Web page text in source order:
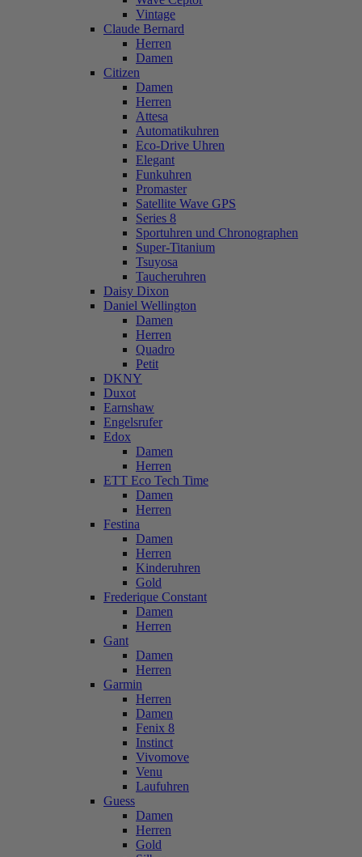
Vintage
Claude Bernard
Herren
Damen
Citizen
Damen
Herren
Attesa
Automatikuhren
Eco-Drive Uhren
Elegant
Funkuhren
Promaster
Satellite Wave GPS
Series 8
Sportuhren und Chronographen
Super-Titanium
Tsuyosa
Taucheruhren
Daisy Dixon
Daniel Wellington
Damen
Herren
Quadro
Petit
DKNY
Duxot
Earnshaw
Engelsrufer
Edox
Damen
Herren
ETT Eco Tech Time
Damen
Herren
Festina
Damen
Herren
Kinderuhren
Gold
Frederique Constant
Damen
Herren
Gant
Damen
Herren
Garmin
Herren
Damen
Fenix 8
Instinct
Vivomove
Venu
Laufuhren
Guess
Damen
Herren
Gold